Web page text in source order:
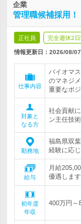
企業
管理職候補採用
正社員 完全週休2日
情報更新日：2026/08/07
仕事内容
バイオマ
のマネジ
重要なポジ
対象と
なる方
社会貢献
ン主任技
勤務地
福島県双
経験に応
給与
月給
優遇しま
初年度
年収
400万円～